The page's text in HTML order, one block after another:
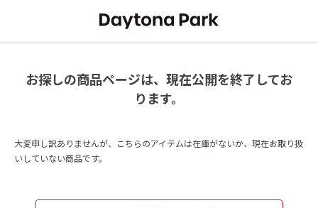
お探しの商品ページは、現在公開を終了してお
ります。
大変申し訳ありませんが、こちらのアイテムは在庫がないか、現在お取り扱
いしていない商品です。